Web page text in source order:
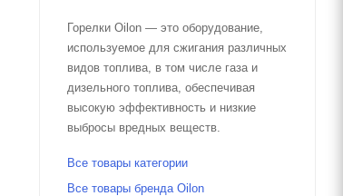
Горелки Oilon — это оборудование,
используемое для сжигания различных
видов топлива, в том числе газа и
дизельного топлива, обеспечивая
высокую эффективность и низкие
выбросы вредных веществ.
Все товары категории
Все товары бренда Oilon